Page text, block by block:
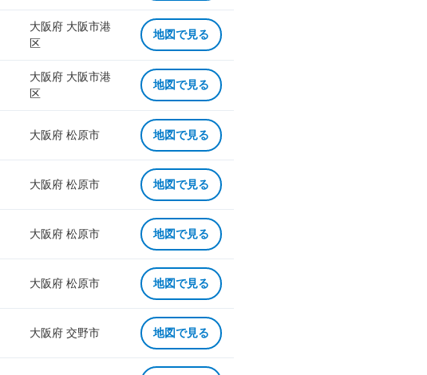
大阪府 大阪市港
区
地図で見る
大阪府 大阪市港
区
地図で見る
大阪府 松原市 地図で見る
大阪府 松原市 地図で見る
大阪府 松原市 地図で見る
大阪府 松原市 地図で見る
大阪府 交野市 地図で見る